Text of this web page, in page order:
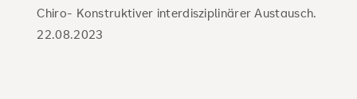
Chiro- Konstruktiver interdisziplinärer Austausch.
22.08.2023